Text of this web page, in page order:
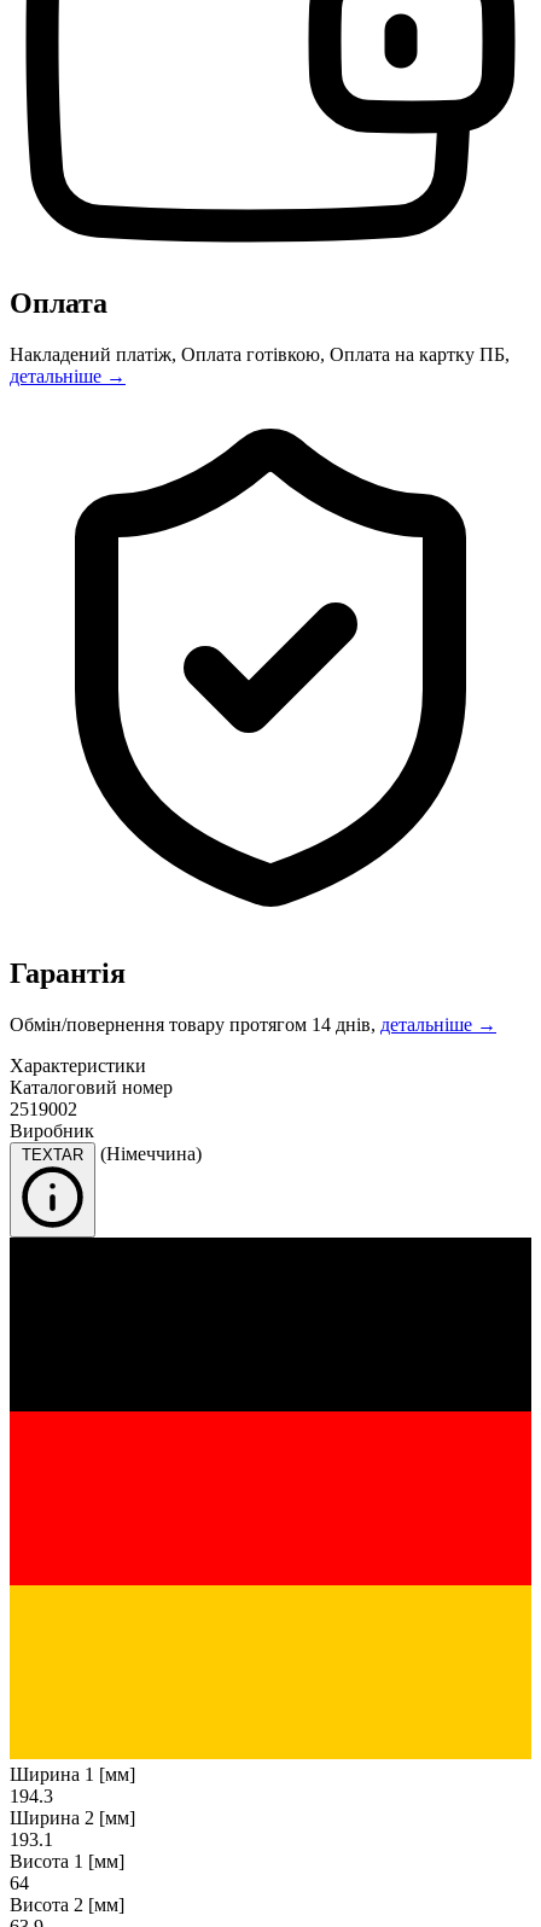
Оплата
Накладений платіж, Оплата готівкою, Оплата на картку ПБ,
детальніше →
Гарантія
Обмін/повернення товару протягом 14 днів, детальніше →
Характеристики
Каталоговий номер
2519002
Виробник
(Німеччина)
Ширина 1 [мм]
194.3
Ширина 2 [мм]
193.1
Висота 1 [мм]
64
Висота 2 [мм]